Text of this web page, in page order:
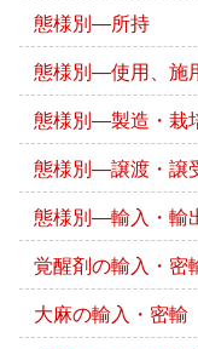
態様別―所持
態様別―使用、施
態様別―製造・栽
態様別―譲渡・譲
態様別―輸入・輸
覚醒剤の輸入・密
大麻の輸入・密輸